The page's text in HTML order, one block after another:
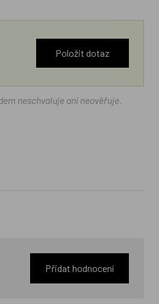
Položit dotaz
neschvaluje ani neověřuje.
Přidat hodnocení